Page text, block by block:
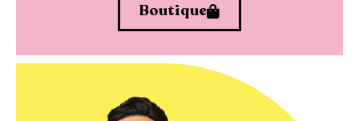
Boutique